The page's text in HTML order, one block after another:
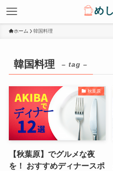
ホーム 韓国料理
韓国料理 – tag –
秋葉原
【秋葉原】でグルメな夜
を！ おすすめディナースポ